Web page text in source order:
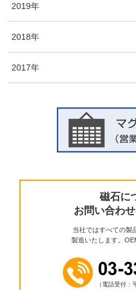
2019年
2018年
2017年
磁石に
お問い合わ
当社ではすべての製
製造いたします。
（電話受付：